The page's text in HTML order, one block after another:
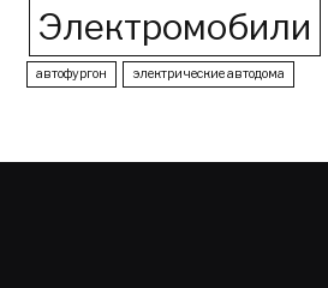
Электромобили
автофургон электрические автодома